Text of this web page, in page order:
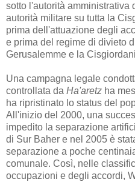
sotto l'autorità amministrativa
autorità militare su tutta la
prima dell'attuazione degli
e prima del regime di divieto
Gerusalemme e la
Una campagna legale
controllata da Ha'aretz ha
ha ripristinato lo status del
All'inizio del 2000, una
impedito la separazione
di Sur Baher e nel 2005 è
separazione a poche
comunale. Così, nelle
occupazioni e degli accordi,